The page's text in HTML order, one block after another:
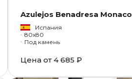
Azulejos Benadresa Monaco
Испания
80x80
Под камень
Цена от 4 685 ₽